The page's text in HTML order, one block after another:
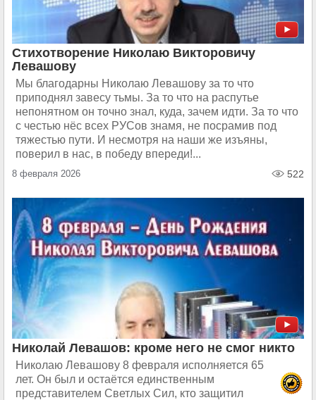
Стихотворение Николаю Викторовичу
Левашову
Мы благодарны Николаю Левашову за то что
приподнял завесу тьмы. За то что на распутье
непонятном он точно знал, куда, зачем идти. За то что
с честью нёс всех РУСов знамя, не посрамив под
тяжестью пути. И несмотря на наши же изъяны,
поверил в нас, в победу впереди!...
8 февраля 2026 522
Николай Левашов: кроме него не смог никто
Николаю Левашову 8 февраля исполняется 65
лет. Он был и остаётся единственным
представителем Светлых Сил, кто защитил